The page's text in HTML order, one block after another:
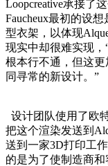
Loopcreative承接了
Faucheux最初的设
型衣架，以体现
现实中却很难实现
根本行不通，但这
同寻常的新设计。”
设计团队使用了欧
把这个渲染发送到
送到一家3D打印工
的是为了使制造商